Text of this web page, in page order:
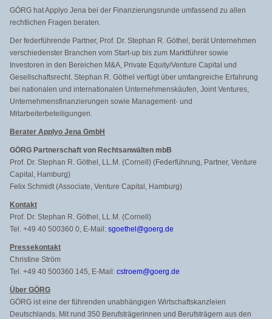
GÖRG hat Applyo Jena bei der Finanzierungsrunde umfassend zu allen
rechtlichen Fragen beraten.
Der federführende Partner, Prof. Dr. Stephan R. Göthel, berät Unternehmen
verschiedenster Branchen vom Start-up bis zum Marktführer sowie
Investoren in den Bereichen M&A, Private Equity/Venture Capital und
Gesellschaftsrecht. Stephan R. Göthel verfügt über umfangreiche Erfahrung
bei nationalen und internationalen Unternehmenskäufen, Joint Ventures,
Unternehmensfinanzierungen sowie Management- und
Mitarbeiterbeteiligungen.
Berater Applyo Jena GmbH
GÖRG Partnerschaft von Rechtsanwälten mbB
Prof. Dr. Stephan R. Göthel, LL.M. (Cornell) (Federführung, Partner, Venture
Capital, Hamburg)
Felix Schmidt (Associate, Venture Capital, Hamburg)
Kontakt
Prof. Dr. Stephan R. Göthel, LL.M. (Cornell)
Tel. +49 40 500360 0, E-Mail: sgoethel@goerg.de
Pressekontakt
Christine Ström
Tel. +49 40 500360 145, E-Mail: cstroem@goerg.de
Über GÖRG
GÖRG ist eine der führenden unabhängigen Wirtschaftskanzleien
Deutschlands. Mit rund 350 Berufsträgerinnen und Berufsträgern aus den